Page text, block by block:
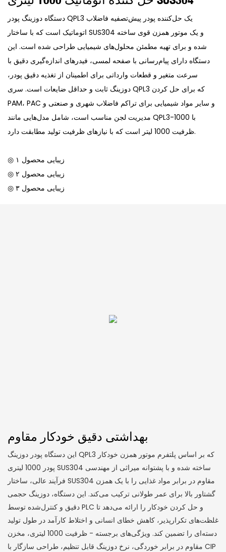
دستگاه دوزینگ پودر QPL3 یک حل‌کننده پودر پیش‌تصفیه فاضلاب
اتوماتیک است که با ساختار SUS304 و یک موتور همزن قوی ساخته
شده و برای تهیه مطمئن محلول‌های شیمیایی طراحی شده است. این
دستگاه دارای پیام‌رسانی با صفحه لمسی، فیدرهای اندازه‌گیری دقیق با
سرعت متغیر و قطعات وارداتی برای اطمینان از تغذیه دقیق پودر،
دوزینگ ثابت و حداقل ضایعات است. سری QPL3 که برای حل کردن
PAM، PAC و سایر مواد شیمیایی برای تراکم فاضلاب شهری و صنعتی و
مدیریت لجن مناسب است، شامل مدل‌هایی مانند QPL3-1000 با
ظرفیت 1000 لیتر است که با نیازهای ظرفیت تولید مطابقت دارد.
◎ زیبایی محصول ۱
◎ زیبایی محصول ۲
◎ زیبایی محصول ۳
بهداشتی دقیق خودکار مقاوم
این دستگاه پودر دوزینگ QPL3 که بر اساس پلتفرم موتور همزن خودکار
پودر 1000 لیتری SUS304 ساخته شده و با پشتوانه میراثی از مهندسی
فرآیند عالی، ساختار SUS304 مقاوم در برابر مواد غذایی را با یک همزن
گشتاور بالا برای عمر طولانی ترکیب می‌کند. این دستگاه، دوزینگ حجمی
دقیق و کنترل‌شده توسط PLC و حل کردن خودکار را ارائه می‌دهد تا
غلظت‌های تکرارپذیر، کاهش خطای انسانی و اختلاط کارآمد در طول تولید
دسته‌ای را تضمین کند. ویژگی‌های برجسته - ظرفیت 1000 لیتری، مخزن
مقاوم در برابر خوردگی، نرخ دوزینگ قابل تنظیم، طراحی سازگار با CIP